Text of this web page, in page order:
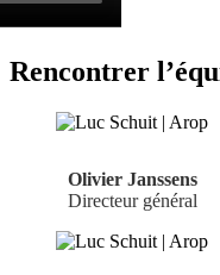
Rencontrer
Olivier Janssens
Directeur général